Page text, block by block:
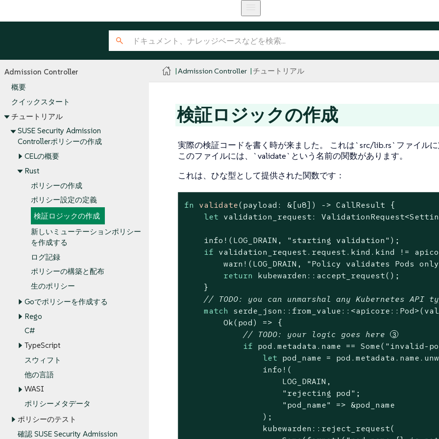
Admission Controller
概要
クイックスタート
チュートリアル
SUSE Security Admission
Controllerポリシーの作成
CELの概要
Rust
ポリシーの作成
ポリシー設定の定義
検証ロジックの作成
新しいミューテーションポリシー
を作成する
ログ記録
ポリシーの構築と配布
生のポリシー
Goでポリシーを作成する
Rego
C#
TypeScript
スウィフト
他の言語
WASI
ポリシーメタデータ
ポリシーのテスト
確認 SUSE Security Admission
Admission Controller チュートリアル
検証ロジックの作成
実際の検証コードを書く時が来ました。 これは`src/lib.rs`ファイルに
このファイルには、`validate`という名前の関数があります。
これは、ひな型として提供された関数です：
fn validate(payload: &[u8]) -> CallResult {
let validation_request:
    info!(LOG_DRAIN,
"starting validation" );
if validation_request.request.kind.kind !=
        warn!(LOG_DRAIN,
"Policy validates Pods
return
kubewarden::accept_request();
    }
// TODO:
you can unmarshal any Kubernetes
match
Ok(pod) => {
// TODO:
your logic goes here
if pod.metadata.name == Some( "invalid-
let pod_name =
                info!(
                    LOG_DRAIN,
"rejecting pod" ;
"pod_name"
=> &pod_name
                );
                kubewarden::reject_request(